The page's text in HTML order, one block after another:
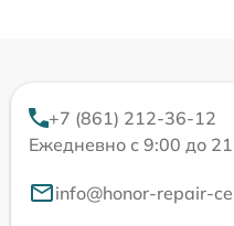
+7 (861) 212-36-12
Ежедневно с 9:00 до
info@honor-repair-